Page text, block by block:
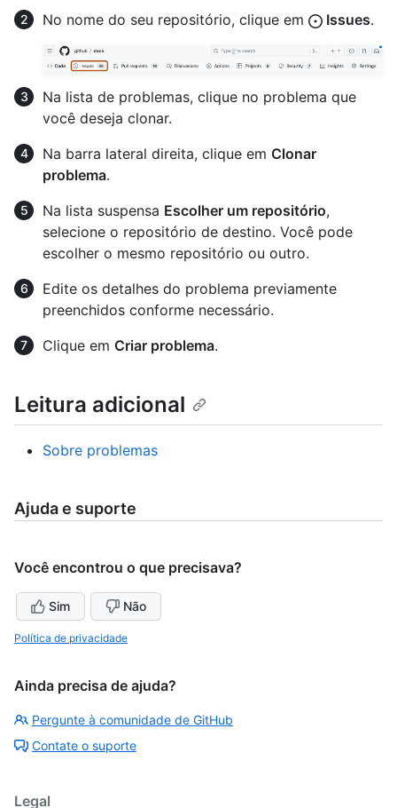
No nome do seu repositório, clique em
Issues.
Na lista de problemas, clique no problema que
você deseja clonar.
Na barra lateral direita, clique em Clonar
problema.
Na lista suspensa Escolher um repositório,
selecione o repositório de destino. Você pode
escolher o mesmo repositório ou outro.
Edite os detalhes do problema previamente
preenchidos conforme necessário.
Clique em Criar problema.
Leitura adicional
Sobre problemas
Ajuda e suporte
Você encontrou o que precisava?
Sim Não
Política de privacidade
Ainda precisa de ajuda?
Pergunte à comunidade de GitHub
Contate o suporte
Legal